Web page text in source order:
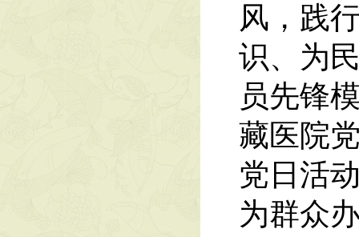
风，践
识、为
员先锋
藏医院
党日活
为群众